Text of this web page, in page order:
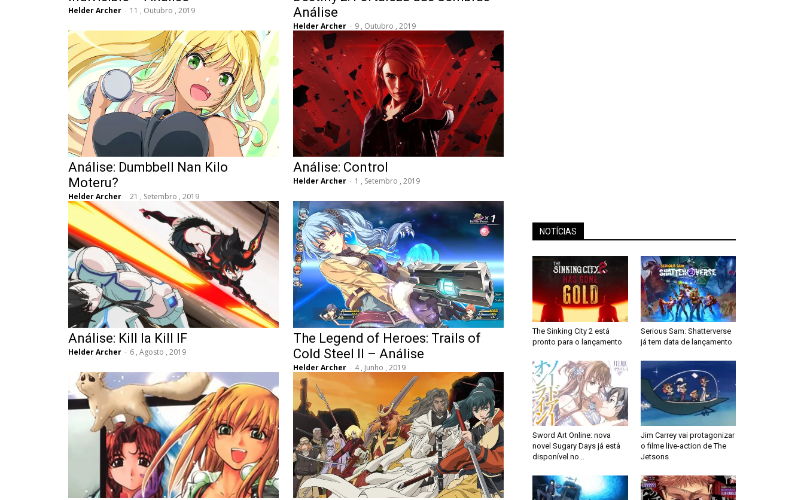
Helder Archer - 11 , Outubro , 2019
Análise
Helder Archer - 9 , Outubro , 2019
Análise: Dumbbell Nan Kilo
Moteru?
Helder Archer - 21 , Setembro , 2019
Análise: Control
Helder Archer - 1 , Setembro , 2019
Análise: Kill la Kill IF
Helder Archer - 6 , Agosto , 2019
The Legend of Heroes: Trails of
Cold Steel II – Análise
Helder Archer - 4 , Junho , 2019
NOTÍCIAS
The Sinking City 2 está
pronto para o lançamento
Serious Sam: Shatterverse
já tem data de lançamento
Sword Art Online: nova
novel Sugary Days já está
disponível no...
Jim Carrey vai protagonizar
o filme live-action de The
Jetsons